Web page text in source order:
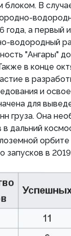
В
года, а первый
водородный
"Ангары"
в конце
в
и
для
груза. Она
в дальний
запусков в